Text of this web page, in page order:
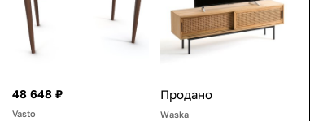
48 648 ₽
Vasto
Продано
Waska